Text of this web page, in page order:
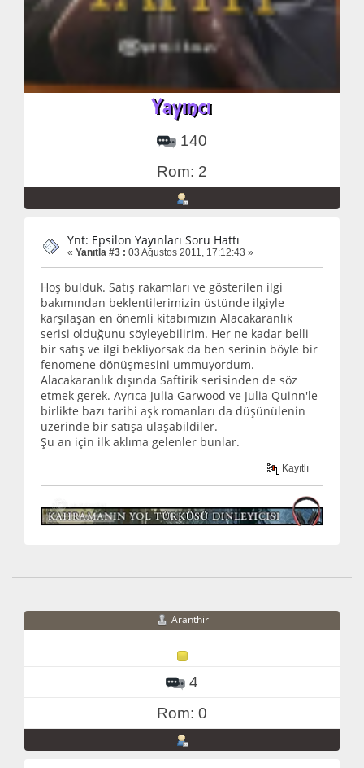
140
Rom: 2
Ynt: Epsilon Yayınları Soru Hattı
« Yanıtla #3 : 03 Ağustos 2011, 17:12:43 »
Hoş bulduk. Satış rakamları ve gösterilen ilgi
bakımından beklentilerimizin üstünde ilgiyle
karşılaşan en önemli kitabımızın Alacakaranlık
serisi olduğunu söyleyebilirim. Her ne kadar belli
bir satış ve ilgi bekliyorsak da ben serinin böyle bir
fenomene dönüşmesini ummuyordum.
Alacakaranlık dışında Saftirik serisinden de söz
etmek gerek. Ayrıca Julia Garwood ve Julia Quinn'le
birlikte bazı tarihi aşk romanları da düşünülenin
üzerinde bir satışa ulaşabildiler.
Şu an için ilk aklıma gelenler bunlar.
Kayıtlı
Aranthir
4
Rom: 0